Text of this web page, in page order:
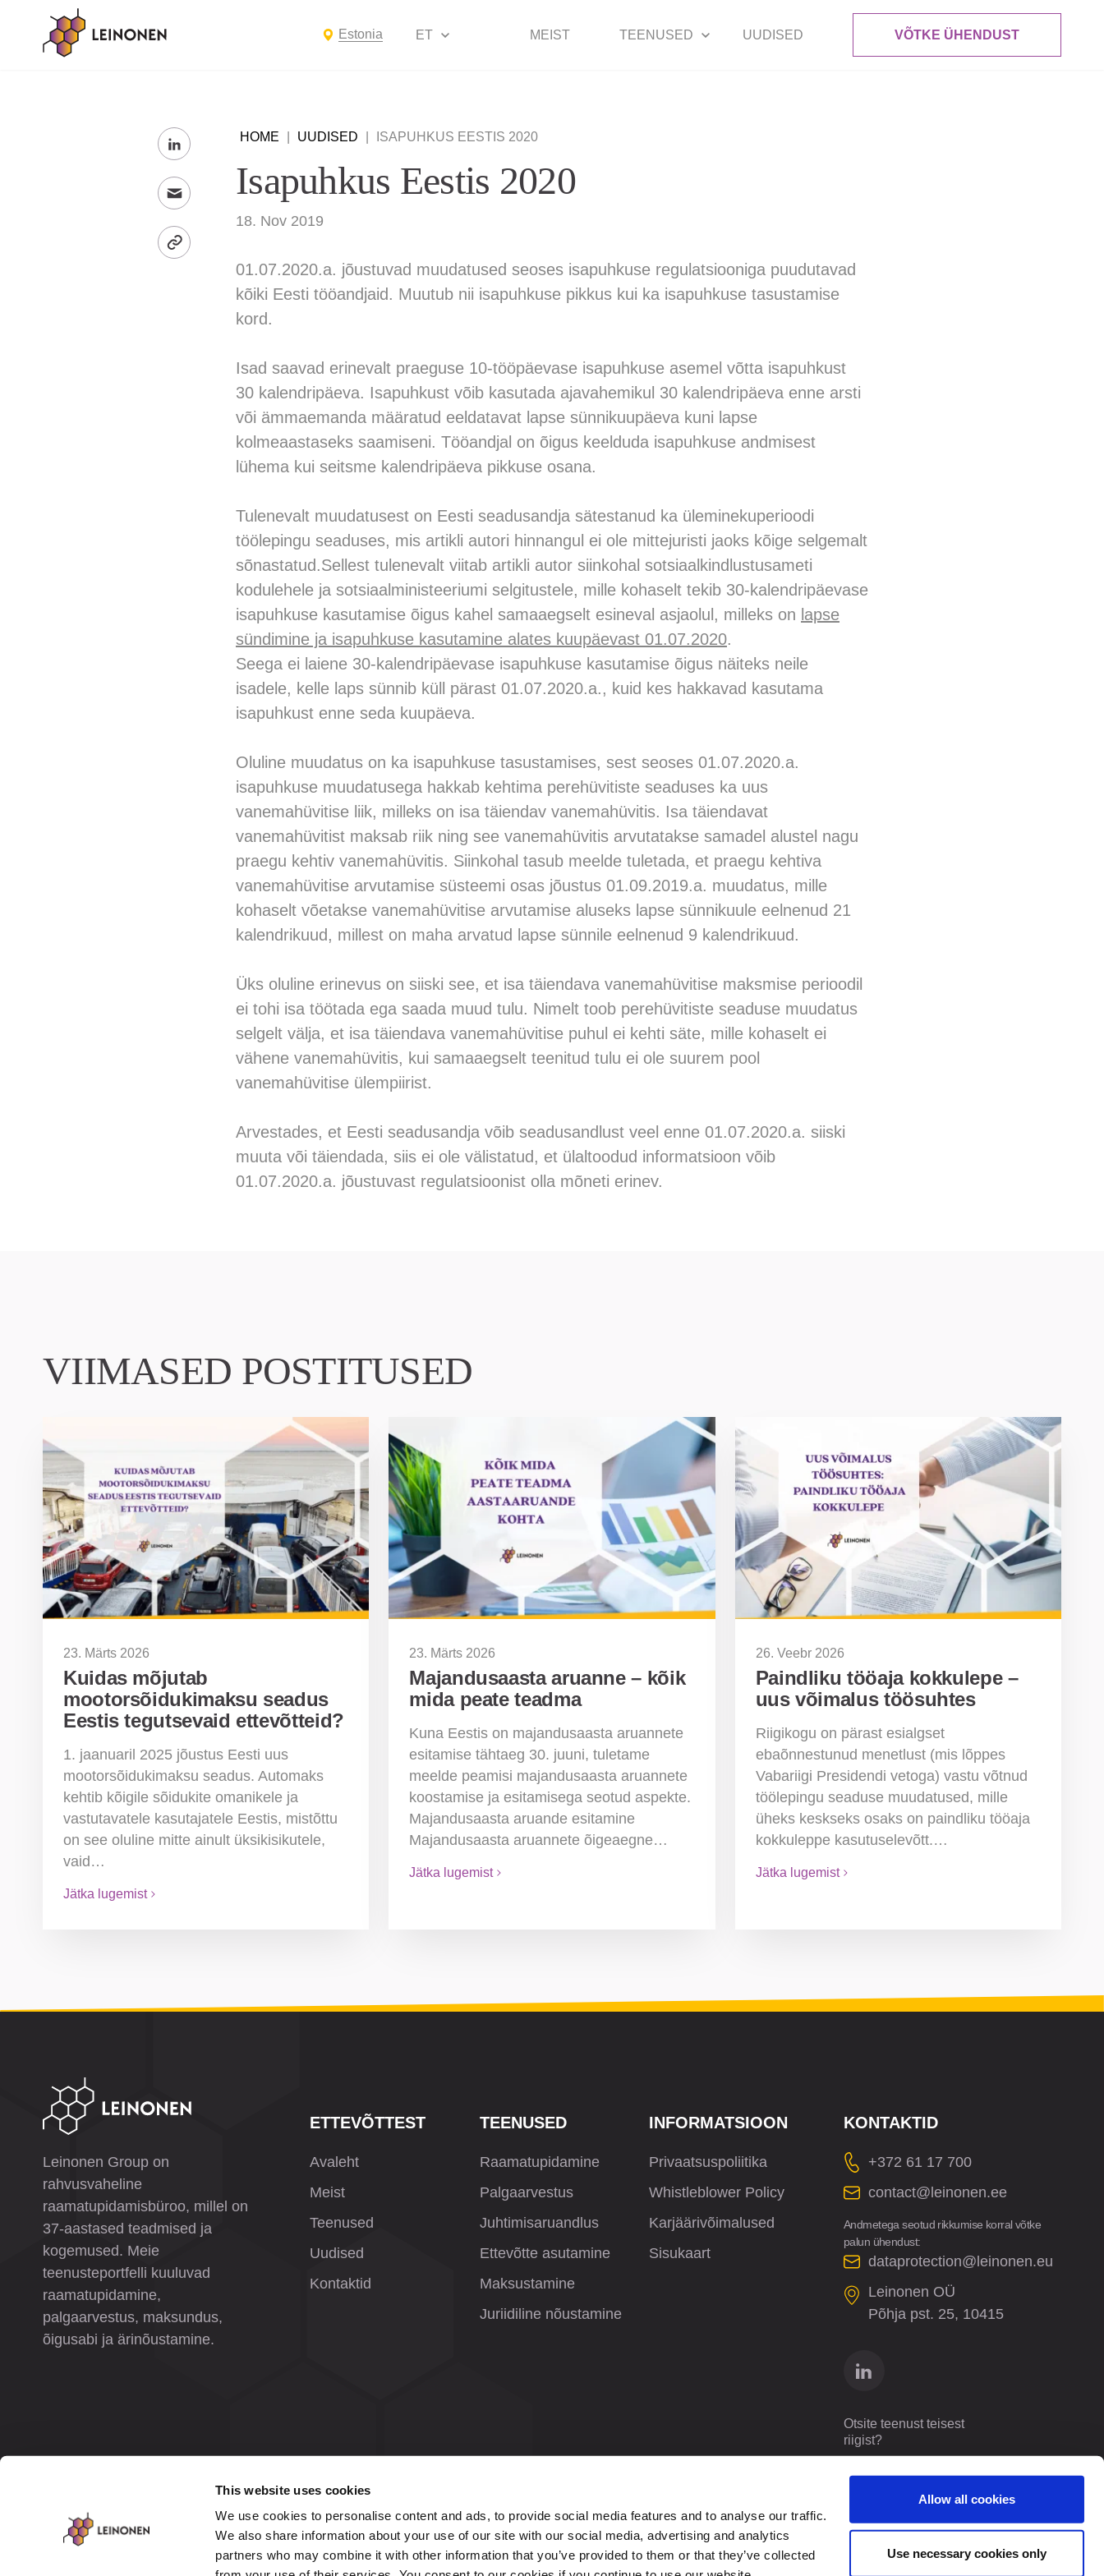
This website uses cookies
We use cookies to personalise content and ads, to provide social media features and to analyse our traffic.
We also share information about your use of our site with our social media, advertising and analytics
partners who may combine it with other information that you’ve provided to them or that they’ve collected
Allow all cookies
Use necessary cookies only
Estonia ET MEIST TEENUSED UUDISED VÕTKE ÜHENDUST
HOME UUDISED ISAPUHKUS EESTIS 2020
Isapuhkus Eestis 2020
18. Nov 2019
01.07.2020.a. jõustuvad muudatused seoses isapuhkuse regulatsiooniga puudutavad
kõiki Eesti tööandjaid. Muutub nii isapuhkuse pikkus kui ka isapuhkuse tasustamise
kord.
Isad saavad erinevalt praeguse 10-tööpäevase isapuhkuse asemel võtta isapuhkust
30 kalendripäeva. Isapuhkust võib kasutada ajavahemikul 30 kalendripäeva enne arsti
või ämmaemanda määratud eeldatavat lapse sünnikuupäeva kuni lapse
kolmeaastaseks saamiseni. Tööandjal on õigus keelduda isapuhkuse andmisest
lühema kui seitsme kalendripäeva pikkuse osana.
Tulenevalt muudatusest on Eesti seadusandja sätestanud ka üleminekuperioodi
töölepingu seaduses, mis artikli autori hinnangul ei ole mittejuristi jaoks kõige selgemalt
sõnastatud.Sellest tulenevalt viitab artikli autor siinkohal sotsiaalkindlustusameti
kodulehele ja sotsiaalministeeriumi selgitustele, mille kohaselt tekib 30-kalendripäevase
isapuhkuse kasutamise õigus kahel samaaegselt esineval asjaolul, milleks on lapse
sündimine ja isapuhkuse kasutamine alates kuupäevast 01.07.2020.
Seega ei laiene 30-kalendripäevase isapuhkuse kasutamise õigus näiteks neile
isadele, kelle laps sünnib küll pärast 01.07.2020.a., kuid kes hakkavad kasutama
isapuhkust enne seda kuupäeva.
Oluline muudatus on ka isapuhkuse tasustamises, sest seoses 01.07.2020.a.
isapuhkuse muudatusega hakkab kehtima perehüvitiste seaduses ka uus
vanemahüvitise liik, milleks on isa täiendav vanemahüvitis. Isa täiendavat
vanemahüvitist maksab riik ning see vanemahüvitis arvutatakse samadel alustel nagu
praegu kehtiv vanemahüvitis. Siinkohal tasub meelde tuletada, et praegu kehtiva
vanemahüvitise arvutamise süsteemi osas jõustus 01.09.2019.a. muudatus, mille
kohaselt võetakse vanemahüvitise arvutamise aluseks lapse sünnikuule eelnenud 21
kalendrikuud, millest on maha arvatud lapse sünnile eelnenud 9 kalendrikuud.
Üks oluline erinevus on siiski see, et isa täiendava vanemahüvitise maksmise perioodil
ei tohi isa töötada ega saada muud tulu. Nimelt toob perehüvitiste seaduse muudatus
selgelt välja, et isa täiendava vanemahüvitise puhul ei kehti säte, mille kohaselt ei
vähene vanemahüvitis, kui samaaegselt teenitud tulu ei ole suurem pool
vanemahüvitise ülempiirist.
Arvestades, et Eesti seadusandja võib seadusandlust veel enne 01.07.2020.a. siiski
muuta või täiendada, siis ei ole välistatud, et ülaltoodud informatsioon võib
01.07.2020.a. jõustuvast regulatsioonist olla mõneti erinev.
VIIMASED POSTITUSED
23. Märts 2026
Kuidas mõjutab
mootorsõidukimaksu seadus
Eestis tegutsevaid ettevõtteid?
1. jaanuaril 2025 jõustus Eesti uus
mootorsõidukimaksu seadus. Automaks
kehtib kõigile sõidukite omanikele ja
vastutavatele kasutajatele Eestis, mistõttu
on see oluline mitte ainult üksikisikutele,
vaid…
Jätka lugemist
23. Märts 2026
Majandusaasta aruanne – kõik
mida peate teadma
Kuna Eestis on majandusaasta aruannete
esitamise tähtaeg 30. juuni, tuletame
meelde peamisi majandusaasta aruannete
koostamise ja esitamisega seotud aspekte.
Majandusaasta aruande esitamine
Majandusaasta aruannete õigeaegne…
Jätka lugemist
26. Veebr 2026
Paindliku tööaja kokkulepe –
uus võimalus töösuhtes
Riigikogu on pärast esialgset
ebaõnnestunud menetlust (mis lõppes
Vabariigi Presidendi vetoga) vastu võtnud
töölepingu seaduse muudatused, mille
üheks keskseks osaks on paindliku tööaja
kokkuleppe kasutuselevõtt.…
Jätka lugemist
Leinonen Group on
rahvusvaheline
raamatupidamisbüroo, millel on
37-aastased teadmised ja
kogemused. Meie
teenusteportfelli kuuluvad
raamatupidamine,
palgaarvestus, maksundus,
õigusabi ja ärinõustamine.
ETTEVÕTTEST
Avaleht
Meist
Teenused
Uudised
Kontaktid
TEENUSED
Raamatupidamine
Palgaarvestus
Juhtimisaruandlus
Ettevõtte asutamine
Maksustamine
Juriidiline nõustamine
INFORMATSIOON
Privaatsuspoliitika
Whistleblower Policy
Karjäärivõimalused
Sisukaart
KONTAKTID
+372 61 17 700
contact@leinonen.ee
Andmetega seotud rikkumise korral võtke
palun ühendust:
dataprotection@leinonen.eu
Leinonen OÜ
Põhja pst. 25, 10415
Otsite teenust teisest
riigist?
Estonia ET